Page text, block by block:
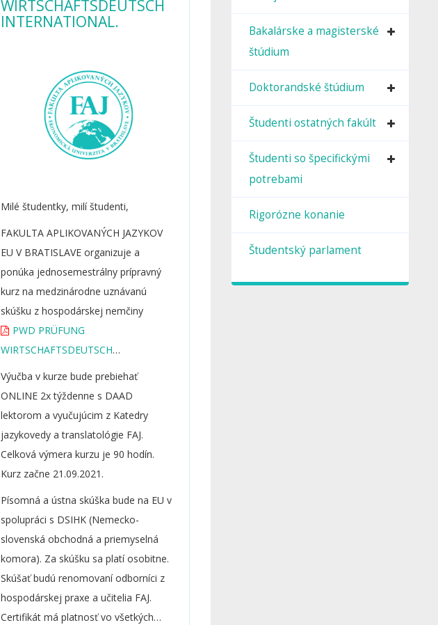
WIRTSCHAFTSDEUTSCH
INTERNATIONAL.
Milé študentky, milí študenti,
FAKULTA APLIKOVANÝCH JAZYKOV
EU V BRATISLAVE organizuje a
ponúka jednosemestrálny prípravný
kurz na medzinárodne uznávanú
skúšku z hospodárskej nemčiny
PWD PRÜFUNG
WIRTSCHAFTSDEUTSCH
INTERNATIONAL
Výučba v kurze bude prebiehať
ONLINE 2x týždenne s DAAD
lektorom a vyučujúcim z Katedry
jazykovedy a translatológie FAJ.
Celková výmera kurzu je 90 hodín.
Kurz začne 21.09.2021.
Písomná a ústna skúška bude na EU v
spolupráci s DSIHK (Nemecko-
slovenská obchodná a priemyselná
komora). Za skúšku sa platí osobitne.
Skúšať budú renomovaní odborníci z
hospodárskej praxe a učitelia FAJ.
Certifikát má platnosť vo všetkých
Bakalárske a magisterské
štúdium
Doktorandské štúdium
Študenti ostatných fakúlt
Študenti so špecifickými
potrebami
Rigorózne konanie
Študentský parlament